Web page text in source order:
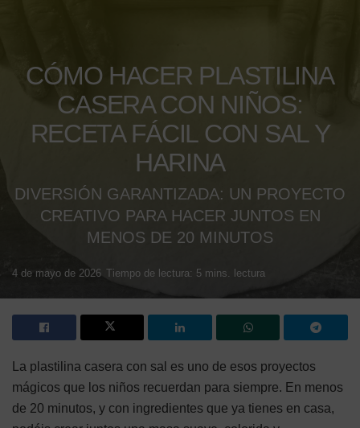
CÓMO HACER PLASTILINA
CASERA CON NIÑOS:
RECETA FÁCIL CON SAL Y
HARINA
DIVERSIÓN GARANTIZADA: UN PROYECTO
CREATIVO PARA HACER JUNTOS EN
MENOS DE 20 MINUTOS
4 de mayo de 2026 Tiempo de lectura: 5 mins. lectura
La plastilina casera con sal es uno de esos proyectos
mágicos que los niños recuerdan para siempre. En menos
de 20 minutos, y con ingredientes que ya tienes en casa,